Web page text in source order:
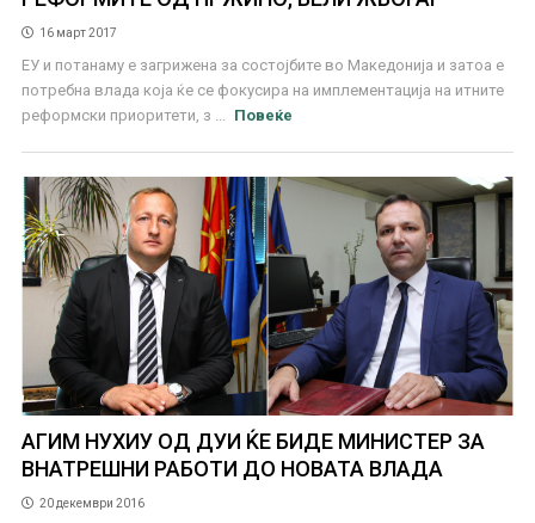
16 март 2017
ЕУ и потанаму е загрижена за состојбите во Македонија и затоа е
потребна влада која ќе се фокусира на имплементација на итните
реформски приоритети, з ...
Повеќе
АГИМ НУХИУ ОД ДУИ ЌЕ БИДЕ МИНИСТЕР ЗА
ВНАТРЕШНИ РАБОТИ ДО НОВАТА ВЛАДА
20 декември 2016